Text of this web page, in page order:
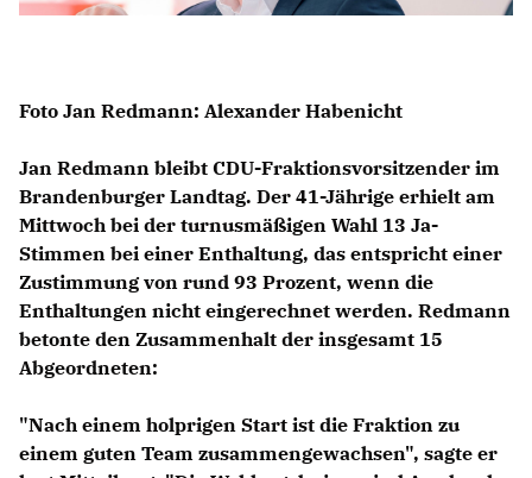
Foto Jan Redmann: Alexander Habenicht
Jan Redmann bleibt CDU-Fraktionsvorsitzender im
Brandenburger Landtag. Der 41-Jährige erhielt am
Mittwoch bei der turnusmäßigen Wahl 13 Ja-
Stimmen bei einer Enthaltung, das entspricht einer
Zustimmung von rund 93 Prozent, wenn die
Enthaltungen nicht eingerechnet werden. Redmann
betonte den Zusammenhalt der insgesamt 15
Abgeordneten:
"Nach einem holprigen Start ist die Fraktion zu
einem guten Team zusammengewachsen", sagte er